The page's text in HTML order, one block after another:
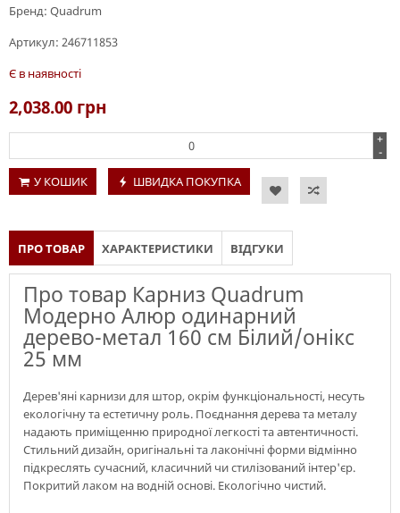
Бренд: Quadrum
Артикул: 246711853
Є в наявності
2,038.00 грн
+
-
У КОШИК
ШВИДКА ПОКУПКА
ПРО ТОВАР ХАРАКТЕРИСТИКИ ВІДГУКИ
Про товар Карниз Quadrum
Модерно Алюр одинарний
дерево-метал 160 см Білий/онікс
25 мм
Дерев'яні карнизи для штор, окрім функціональності, несуть
екологічну та естетичну роль. Поєднання дерева та металу
надають приміщенню природної легкості та автентичності.
Стильний дизайн, оригінальні та лаконічні форми відмінно
підкреслять сучасний, класичний чи стилізований інтер'єр.
Покритий лаком на водній основі. Екологічно чистий.